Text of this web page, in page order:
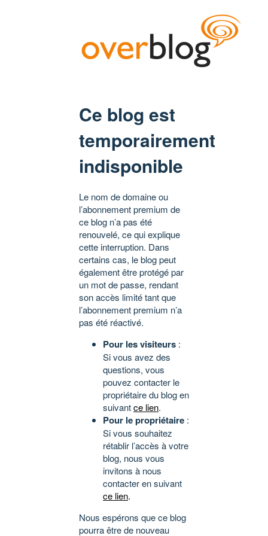
Ce blog est
temporairement
indisponible
Le nom de domaine ou
l’abonnement premium de
ce blog n’a pas été
renouvelé, ce qui explique
cette interruption. Dans
certains cas, le blog peut
également être protégé par
un mot de passe, rendant
son accès limité tant que
l’abonnement premium n’a
pas été réactivé.
Pour les visiteurs :
Si vous avez des
questions, vous
pouvez contacter le
propriétaire du blog en
suivantce lien.
Pour le propriétaire :
Si vous souhaitez
rétablir l’accès à votre
blog, nous vous
invitons à nous
contacter en suivant
ce lien.
Nous espérons que ce blog
pourra être de nouveau